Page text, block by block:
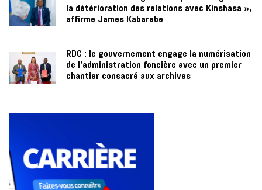
la détérioration des relations avec Kinshasa »,
affirme James Kabarebe
RDC : le gouvernement engage la numérisation
de l’administration foncière avec un premier
chantier consacré aux archives